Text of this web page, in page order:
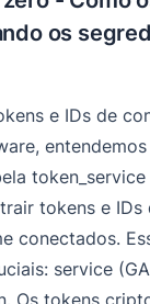
os
e IDs de
tokens e IDs
conectados.
service
Os tokens